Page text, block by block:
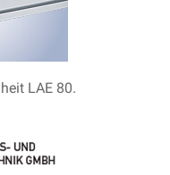
LAE 80.